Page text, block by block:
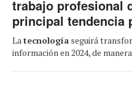
trabajo profesional
principal tendencia
Latecnología seguirá
información en 2024, de